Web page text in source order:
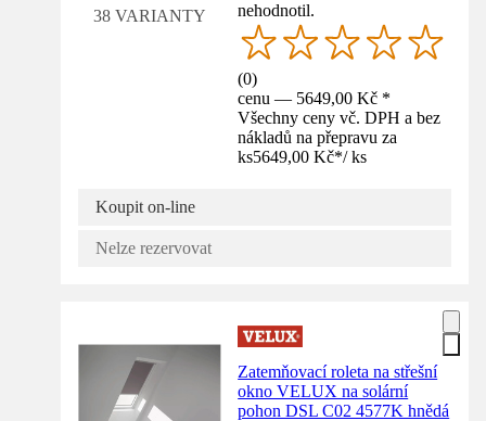
38 VARIANTY
nehodnotil.
(0)
cenu — 5649,00 Kč *
Všechny ceny vč. DPH a bez
nákladů na přepravu za
ks5649,00 Kč*/ ks
Koupit on-line
Nelze rezervovat
Zatemňovací roleta na střešní
okno VELUX na solární
pohon DSL C02 4577K hnědá